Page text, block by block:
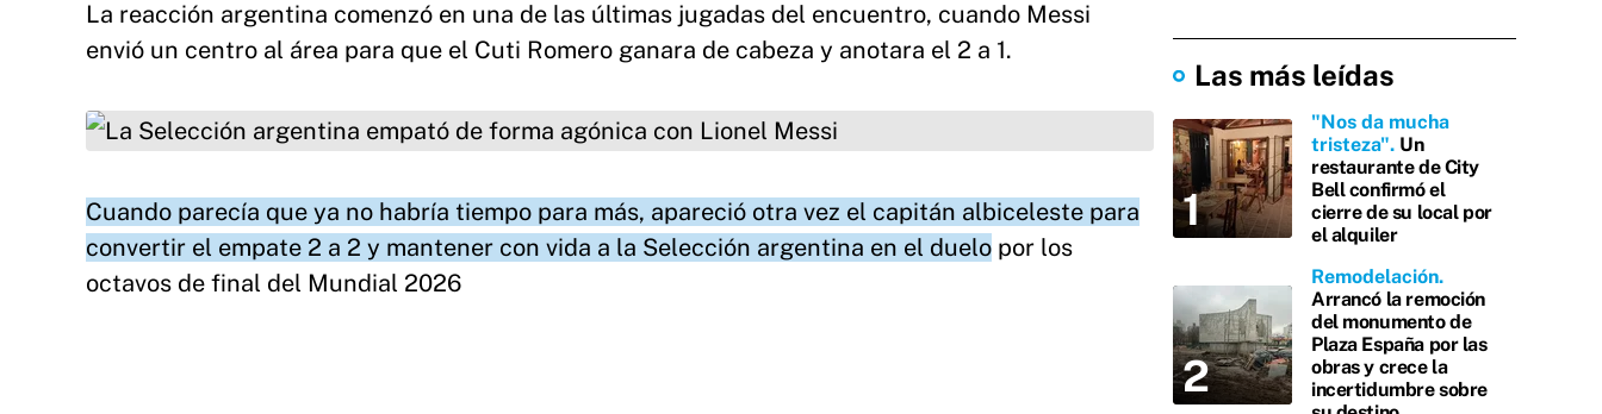
La reacción argentina comenzó en una de las últimas jugadas del encuentro, cuando Messi
envió un centro al área para que el Cuti Romero ganara de cabeza y anotara el 2 a 1.
Cuando parecía que ya no habría tiempo para más, apareció otra vez el capitán albiceleste para
convertir el empate 2 a 2 y mantener con vida a la Selección argentina en el duelo por los
octavos de final del Mundial 2026
Las más leídas
"Nos da mucha
tristeza" Un
restaurante de City
Bell confirmó el
cierre de su local por
el alquiler
Remodelación
Arrancó la remoción
del monumento de
Plaza España por las
obras y crece la
incertidumbre sobre